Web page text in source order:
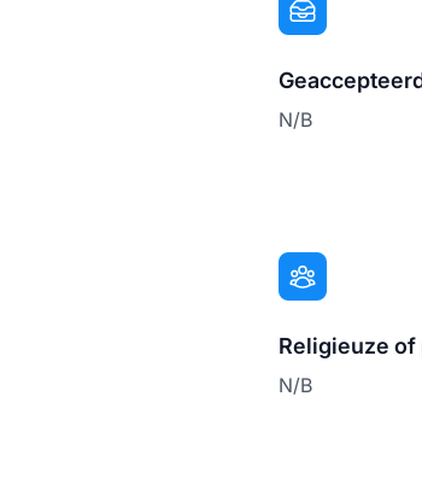
N/B
Religieuze
N/B